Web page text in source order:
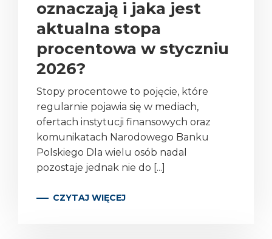
oznaczają i jaka jest
aktualna stopa
procentowa w styczniu
2026?
Stopy procentowe to pojęcie, które
regularnie pojawia się w mediach,
ofertach instytucji finansowych oraz
komunikatach Narodowego Banku
Polskiego Dla wielu osób nadal
pozostaje jednak nie do [...]
CZYTAJ WIĘCEJ